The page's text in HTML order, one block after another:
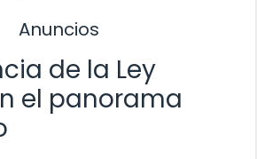
Anuncios
de la Ley
el panorama